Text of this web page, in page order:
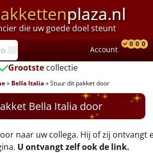
plaza.nl
die uw goede doel steunt
Account
0 0 0
Grootste collectie
» Bella Italia»Stuur dit pakket door
Bella Italia door
naar uw collega. Hij of zij ontvangt
U ontvangt zelf ook de link.